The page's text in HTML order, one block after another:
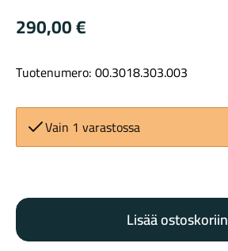
Maastosähköpyörät
Kaupunkisähköpyörät
290,00€
Tuotenumero: 00.3018.303.003
Vain 1 varastossa
Rival
Meter
Lisää ostoskoriin